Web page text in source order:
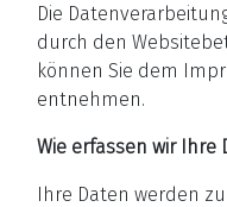
Die
durch den
können Sie dem
entnehmen.
Wie erfassen wir Ihre
Ihre Daten werden